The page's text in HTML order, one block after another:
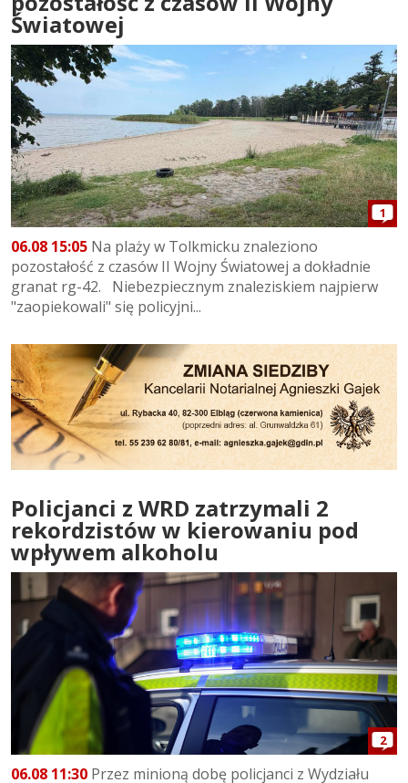
Światowej
1
06.08 15:05 Na plaży w Tolkmicku znaleziono
pozostałość z czasów II Wojny Światowej a dokładnie
granat rg-42. Niebezpiecznym znaleziskiem najpierw
"zaopiekowali" się policyjni...
Policjanci z WRD zatrzymali 2
rekordzistów w kierowaniu pod
wpływem alkoholu
2
06.08 11:30 Przez minioną dobę policjanci z Wydziału